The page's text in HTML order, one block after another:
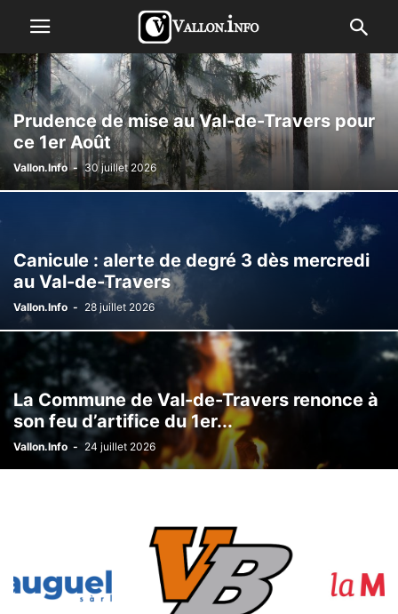
Prudence de mise au Val-de-Travers pour
ce 1er Août
Vallon.Info - 30 juillet 2026
Canicule : alerte de degré 3 dès mercredi
au Val-de-Travers
Vallon.Info - 28 juillet 2026
La Commune de Val-de-Travers renonce à
son feu d’artifice du 1er...
Vallon.Info - 24 juillet 2026